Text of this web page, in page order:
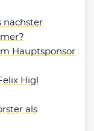
nächster
Hauptsponsor
Higl
als